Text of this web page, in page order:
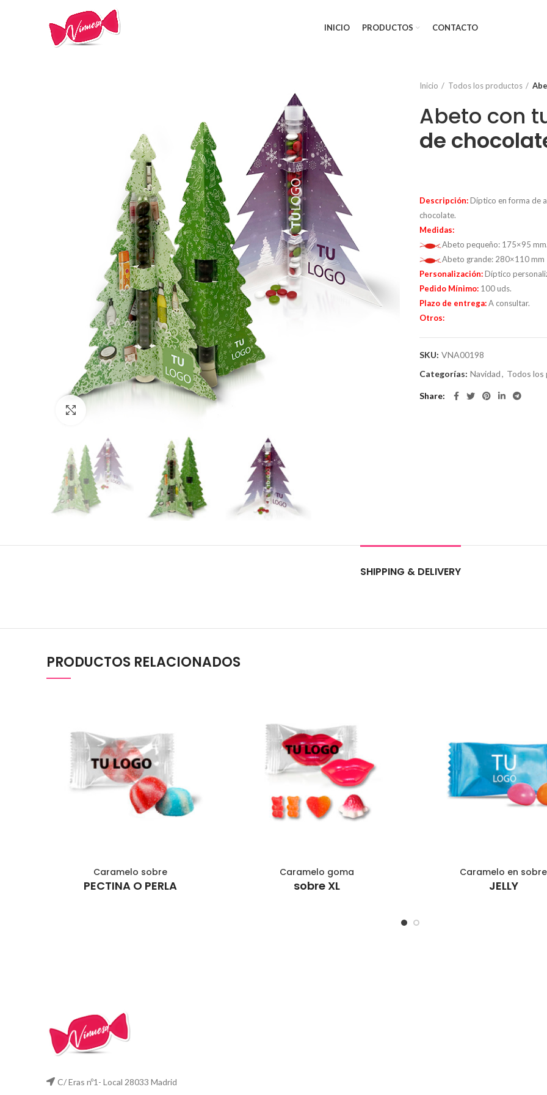
INICIO PRODUCTOS CONTACTO
Inicio Todos los productos
Abeto con
de
Descripción:Díptico en forma de
chocolate.
Medidas:
Abeto pequeño: 175×95 mm.
Abeto grande: 280×110 mm
Personalización:Díptico
Pedido Mínimo: 100 uds.
Plazo de entrega:A consultar.
Otros:
SKU: VNA00198
Categorías: Navidad, Todos
Share
SHIPPING & DELIVERY
PRODUCTOS RELACIONADOS
AÑADIR AL CARRITO
Caramelo sobre
PECTINA O PERLA
AÑADIR AL CARRITO
Caramelo goma
sobre XL
AÑADIR AL CARRITO
Caramelo en sobre
JELLY
C/ Eras nº1- Local 28033 Madrid